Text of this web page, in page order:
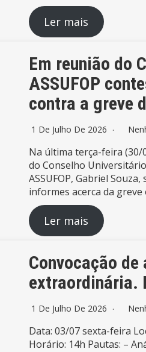
Ler mais
Em reunião do
ASSUFOP
contra a greve
1 De Julho De 2026
Na última terça-feira
do Conselho
ASSUFOP, Gabriel
informes acerca da
Ler mais
Convocação
extraordinária.
1 De Julho De 2026
Data: 03/07 sexta-feira
Horário: 14h Pautas: –